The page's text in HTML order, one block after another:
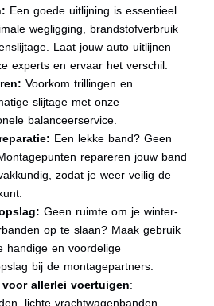
Een goede uitlijning is essentieel
wegligging, brandstofverbruik
Laat jouw auto uitlijnen
experts en ervaar het verschil.
Voorkom trillingen en
slijtage met onze
balanceerservice.
Een lekke band? Geen
repareren jouw band
zodat je weer veilig de
Geen ruimte om je winter-
op te slaan? Maak gebruik
handige en voordelige
bij de montagepartners.
voor allerlei voertuigen:
lichte vrachtwagenbanden,